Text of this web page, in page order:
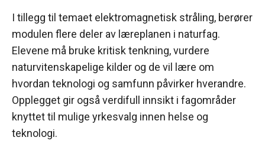
I tillegg til temaet elektromagnetisk stråling, berører
modulen flere deler av læreplanen i naturfag.
Elevene må bruke kritisk tenkning, vurdere
naturvitenskapelige kilder og de vil lære om
hvordan teknologi og samfunn påvirker hverandre.
Opplegget gir også verdifull innsikt i fagområder
knyttet til mulige yrkesvalg innen helse og
teknologi.